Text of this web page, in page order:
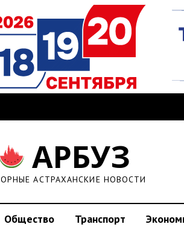
АРБУЗ
АСТРАХАНСКИЕ НОВОСТИ
Общество Транспорт